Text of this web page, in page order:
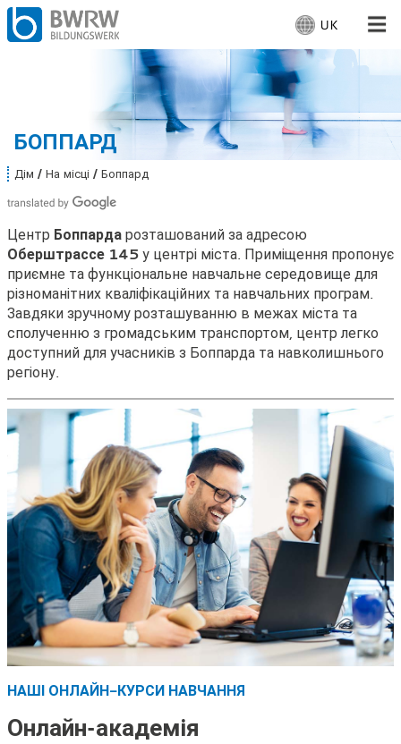
В
и
б
е
р
і
в
у
:
UK
БОППАРД
Для компаній
Від нас
Місце проведення: Боппард
Працює
В
т
т
:
Дім На місці Боппард
Центр Боппардарозташований за адресою
Оберштрассе 145у центрі міста. Приміщення пропонує
приємне та функціональне навчальне середовище для
різноманітних кваліфікаційних та навчальних програм.
Завдяки зручному розташуванню в межах міста та
сполученню з громадським транспортом, центр легко
доступний для учасників з Боппарда та навколишнього
регіону.
НАШІ ОНЛАЙН-КУРСИ НАВЧАННЯ
Онлайн-академія